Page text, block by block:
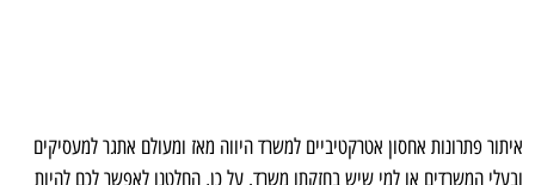
איתור פתרונות אחסון אטרקטיביים למשרד היווה מאז ומעולם אתגר למעסיקים
ובעלי המשרדים או למי שיש בחזקתו משרד. על כן, החלטנו לאפשר לכם להיות